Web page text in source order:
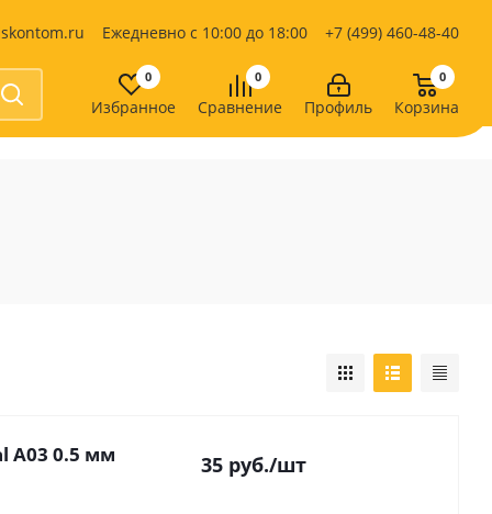
Ежедневно с 10:00 до 18:00 +7 (499) 460-48-40
0
Избранное
0
Сравнение Профиль
0
Корзина
A03 0.5 мм
35 руб./шт